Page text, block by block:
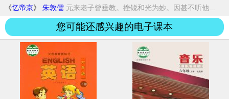
因...
《忆帝京》 朱敦儒 元来老子曾垂教。挫锐和光为妙。因甚不听他...
您可能还感兴趣的电子课本